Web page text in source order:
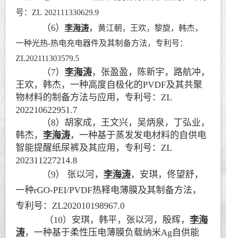
号： ZL 202111330629.9
（6）李海涛，黄江朝，
王欢，黎旋，韩杰，
一种光热-热电充电器件及其制备方法，专利号：
ZL202111303579.5
（7）李海涛，张盈盈，陈新宇，路航冲，
王欢，韩杰，一种高度自极化的PVDF及其共聚
物材料的制备方法与应用，专利号： ZL
202210622951.7
（8） 胡家成，王文兴，吴炳泉，丁弘业，
韩杰，李海涛，一种基于蒸发发电材料的自供电
智能提醒纸尿裤及其应用，专利号： ZL
202311227214.8
（9）
张以河，李海涛，安琪，佟望舒，
一种rGO-PEI/PVDF热释电薄膜及其制备方法，
专利号：ZL202010198967.0
（10） 安琪，韩平，张以河，殷辉，李海
涛，一种基于柔性压电薄膜负载纳米Ag自供能